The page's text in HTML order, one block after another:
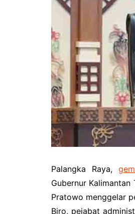
Pemkab Lamandau
Pemkab Mura
Pemkab Pulang
Pemkab Seruyan
Pemkab Sukamara
Pemko Palangka
Palangka Raya,
Gubernur
Pratowo menggelar
Biro, pejabat